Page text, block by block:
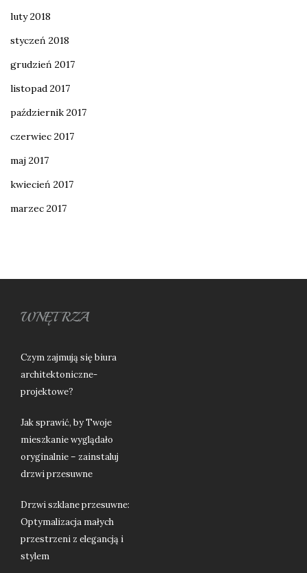
luty 2018
styczeń 2018
grudzień 2017
listopad 2017
październik 2017
czerwiec 2017
maj 2017
kwiecień 2017
marzec 2017
WNĘTRZA
Czym zajmują się biura
architektoniczne-
projektowe?
Jak sprawić, by Twoje
mieszkanie wyglądało
oryginalnie – zainstaluj
drzwi przesuwne
Drzwi szklane przesuwne:
Optymalizacja małych
przestrzeni z elegancją i
stylem